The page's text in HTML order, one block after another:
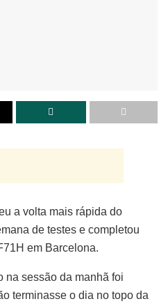
a volta mais rápida do
de testes e completou
em Barcelona.
na sessão da manhã foi
terminasse o dia no topo da